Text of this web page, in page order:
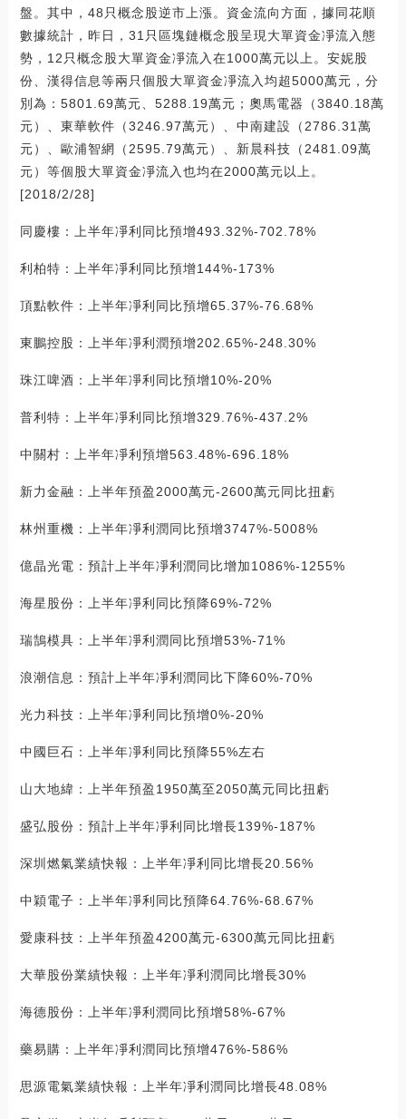
盤。其中，48只概念股逆市上漲。資金流向方面，據同花順
數據統計，昨日，31只區塊鏈概念股呈現大單資金凈流入態
勢，12只概念股大單資金凈流入在1000萬元以上。安妮股
份、漢得信息等兩只個股大單資金凈流入均超5000萬元，分
別為：5801.69萬元、5288.19萬元；奧馬電器（3840.18萬
元）、東華軟件（3246.97萬元）、中南建設（2786.31萬
元）、歐浦智網（2595.79萬元）、新晨科技（2481.09萬
元）等個股大單資金凈流入也均在2000萬元以上。
[2018/2/28]
同慶樓：上半年凈利同比預增493.32%-702.78%
利柏特：上半年凈利同比預增144%-173%
頂點軟件：上半年凈利同比預增65.37%-76.68%
東鵬控股：上半年凈利潤預增202.65%-248.30%
珠江啤酒：上半年凈利同比預增10%-20%
普利特：上半年凈利同比預增329.76%-437.2%
中關村：上半年凈利預增563.48%-696.18%
新力金融：上半年預盈2000萬元-2600萬元同比扭虧
林州重機：上半年凈利潤同比預增3747%-5008%
億晶光電：預計上半年凈利潤同比增加1086%-1255%
海星股份：上半年凈利同比預降69%-72%
瑞鵠模具：上半年凈利潤同比預增53%-71%
浪潮信息：預計上半年凈利潤同比下降60%-70%
光力科技：上半年凈利同比預增0%-20%
中國巨石：上半年凈利同比預降55%左右
山大地緯：上半年預盈1950萬至2050萬元同比扭虧
盛弘股份：預計上半年凈利同比增長139%-187%
深圳燃氣業績快報：上半年凈利同比增長20.56%
中穎電子：上半年凈利同比預降64.76%-68.67%
愛康科技：上半年預盈4200萬元-6300萬元同比扭虧
大華股份業績快報：上半年凈利潤同比增長30%
海德股份：上半年凈利潤同比預增58%-67%
藥易購：上半年凈利潤同比預增476%-586%
思源電氣業績快報：上半年凈利潤同比增長48.08%